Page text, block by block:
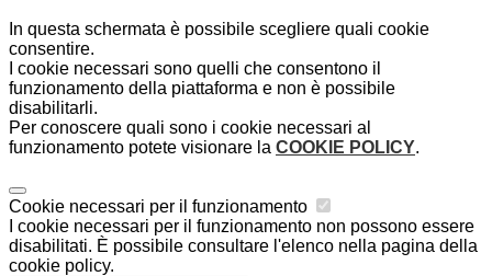
In questa schermata è possibile scegliere quali cookie
consentire.
I cookie necessari sono quelli che consentono il
funzionamento della piattaforma e non è possibile
disabilitarli.
Per conoscere quali sono i cookie necessari al
funzionamento potete visionare la COOKIE POLICY.
Cookie necessari per il funzionamento
I cookie necessari per il funzionamento non possono essere
disabilitati. È possibile consultare l'elenco nella pagina della
cookie policy.